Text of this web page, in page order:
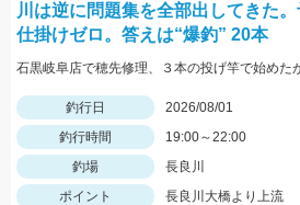
川は逆に問題集を全部出してきた
仕掛けゼロ。答えは“爆釣” 20本
釣行日
2026/08/01
釣行時間
19:00～22:00
釣場
長良川
ポイント
長良川大橋より上流